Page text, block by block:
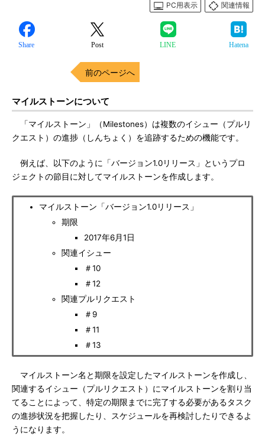
PC用表示
関連情報
Share Post LINE Hatena
前のページへ
マイルストーンについて
「マイルストーン」（Milestones）は複数のイシュー（プルリ
クエスト）の進捗（しんちょく）を追跡するための機能です。
例えば、以下のように「バージョン1.0リリース」というプロ
ジェクトの節目に対してマイルストーンを作成します。
マイルストーン「バージョン1.0リリース」
期限
2017年6月1日
関連イシュー
＃10
＃12
関連プルリクエスト
＃9
＃11
＃13
マイルストーン名と期限を設定したマイルストーンを作成し、
関連するイシュー（プルリクエスト）にマイルストーンを割り当
てることによって、特定の期限までに完了する必要があるタスク
の進捗状況を把握したり、スケジュールを再検討したりできるよ
うになります。